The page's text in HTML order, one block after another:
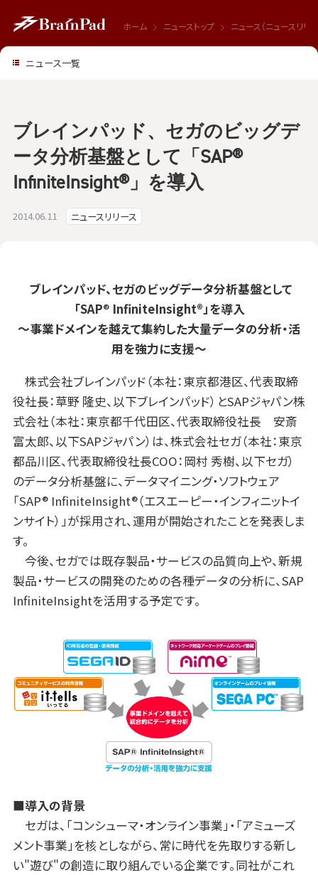
ホーム ニューストップ ニュース（ニュースリリー
2014.06.11 ニュースリリース
ブレインパッド、セガのビッグデ
ータ分析基盤として「SAP®
InfiniteInsight®」を導入
ブレインパッド、セガのビッグデータ分析基盤として
「SAP® InfiniteInsight®」を導入
〜事業ドメインを越えて集約した大量データの分析・活
用を強力に支援〜
株式会社ブレインパッド（本社：東京都港区、代表取締
役社長：草野 隆史、以下ブレインパッド）とSAPジャパン株
式会社（本社：東京都千代田区、代表取締役社長 安斎
富太郎、以下SAPジャパン）は、株式会社セガ（本社：東京
都品川区、代表取締役社長COO：岡村 秀樹、以下セガ）
のデータ分析基盤に、データマイニング・ソフトウェア
「SAP® InfiniteInsight®（エスエーピー・インフィニットイ
ンサイト）」が採用され、運用が開始されたことを発表しま
す。
今後、セガでは既存製品・サービスの品質向上や、新規
製品・サービスの開発のための各種データの分析に、SAP
InfiniteInsightを活用する予定です。
■導入の背景
セガは、「コンシューマ・オンライン事業」・「アミューズ
メント事業」を核としながら、常に時代を先取りする新し
い"遊び"の創造に取り組んでいる企業です。同社がこれ
ニュース一覧